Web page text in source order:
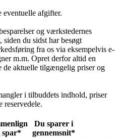
eventuelle afgifter.
og værkstedernes
du sidst har besøgt
fra os via eksempelvis e-
m.m. Opret derfor altid en
de aktuelle tilgængelig priser og
i tilbuddets indhold, priser
reservedele.
spar*
Du sparer i
gennemsnit*